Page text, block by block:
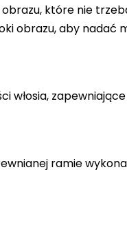
które nie
obrazu, aby nadać
włosia,
ramie